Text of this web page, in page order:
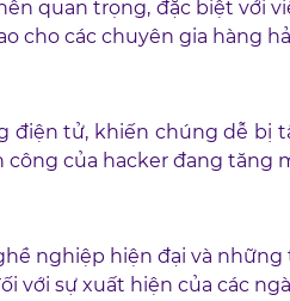
quan trọng, đặc biệt với
cho các chuyên gia hàng
tử, khiến chúng dễ bị
của hacker đang tăng
nghiệp hiện đại và
với sự xuất hiện của các